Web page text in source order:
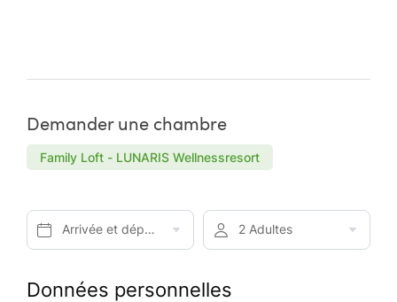
Demander une chambre
Family Loft - LUNARIS Wellnessresort
Arrivée et départ* 2 Adultes
Données personnelles